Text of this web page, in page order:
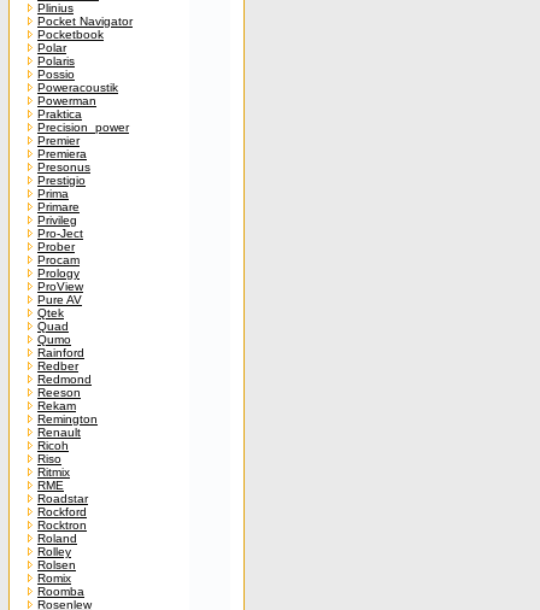
Plinius
Pocket Navigator
Pocketbook
Polar
Polaris
Possio
Poweracoustik
Powerman
Praktica
Precision_power
Premier
Premiera
Presonus
Prestigio
Prima
Primare
Privileg
Pro-Ject
Prober
Procam
Prology
ProView
Pure AV
Qtek
Quad
Qumo
Rainford
Redber
Redmond
Reeson
Rekam
Remington
Renault
Ricoh
Riso
Ritmix
RME
Roadstar
Rockford
Rocktron
Roland
Rolley
Rolsen
Romix
Roomba
Rosenlew